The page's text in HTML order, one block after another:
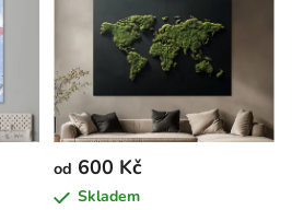
od 600 Kč
Skladem